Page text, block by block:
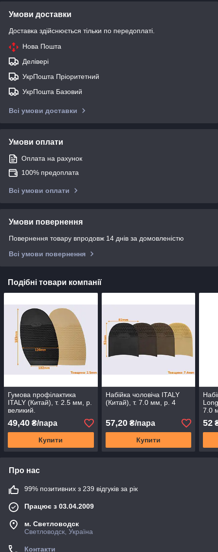
Умови доставки
Доставка здійснюється тільки по передоплаті.
Нова Пошта
Делівері
УкрПошта Пріоритетний
УкрПошта Базовий
Всі умови доставки
Умови оплати
Оплата на рахунок
100% предоплата
Всі умови оплати
Умови повернення
Повернення товару впродовж 14 днів за домовленістю
Всі умови повернення
Подібні товари компанії
Гумова профілактика
ITALY (Китай), т. 2.5 мм, р.
великий.
49,40 ₴/пара
Купити
Набійка чоловіча ITALY
(Китай), т. 7.0 мм, р. 4
57,20₴/пара
Купити
7.0
52
Про нас
99% позитивних з 239 відгуків за рік
Працює з 03.04.2009
м. Светловодск
Светловодск, Україна
Контакти